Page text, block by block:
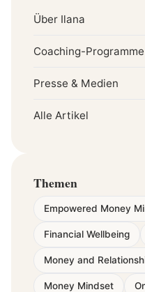
Über Ilana
Coaching-Programme
Presse & Medien
Alle Artikel
Themen
Empowered Money
Financial Wellbeing
Money and
Money Mindset